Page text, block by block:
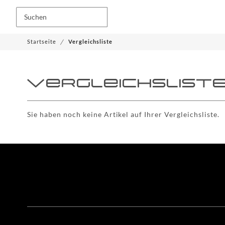
Startseite Vergleichsliste
Sie haben noch keine Artikel auf Ihrer Vergleichsliste.